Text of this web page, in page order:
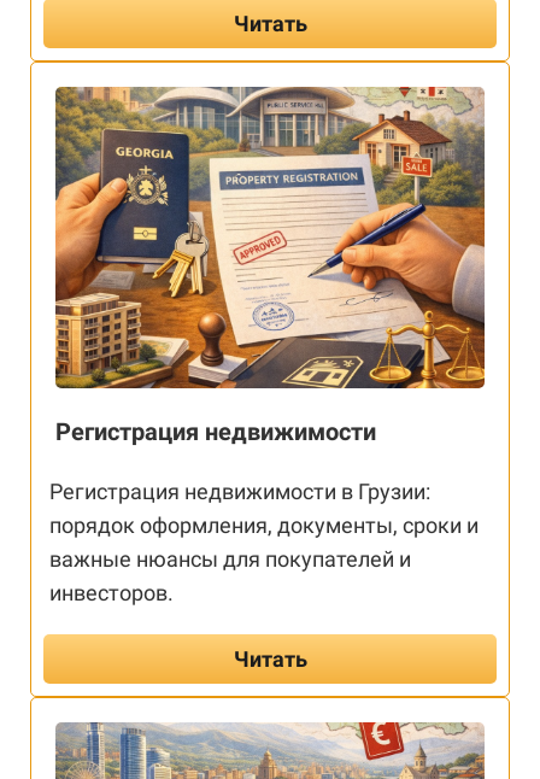
Читать
Регистрация недвижимости
Регистрация недвижимости в Грузии:
порядок оформления, документы, сроки и
важные нюансы для покупателей и
инвесторов.
Читать